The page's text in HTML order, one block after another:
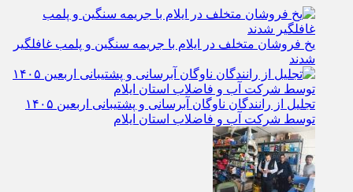
یخ‌ فروشان متخلف در ایلام با جریمه سنگین و پلمب غافلگیر
شدند
تجلیل از رانندگان ناوگان آبرسانی و پشتیبانی اربعین ۱۴۰۵
توسط شرکت آب و فاضلاب استان ایلام